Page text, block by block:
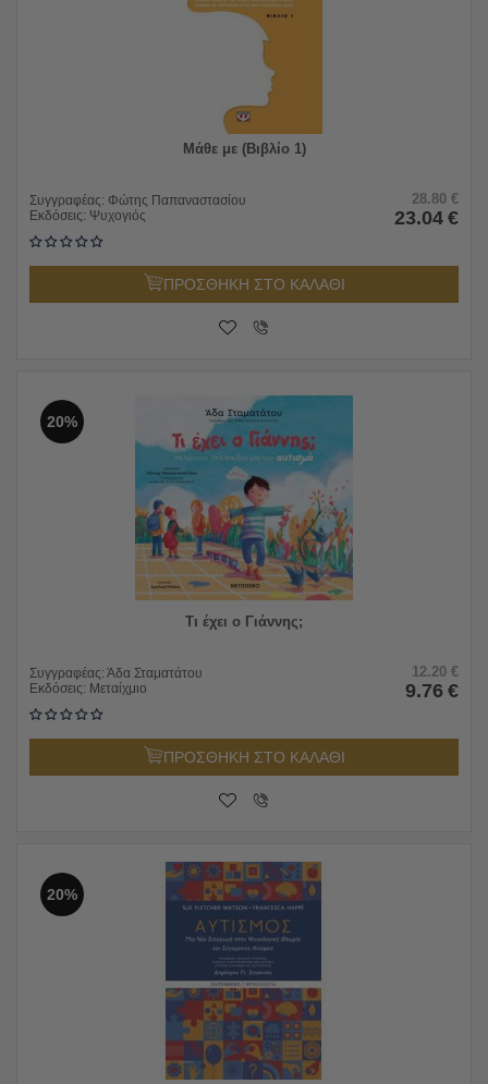
Μάθε με (Βιβλίο 1)
Συγγραφέας: Φώτης Παπαναστασίου
Εκδόσεις: Ψυχογιός
28.80 €
23.04 €
ΠΡΟΣΘΗΚΗ ΣΤΟ ΚΑΛΑΘΙ
20%
Τι έχει ο Γιάννης;
Συγγραφέας: Άδα Σταματάτου
Εκδόσεις: Μεταίχμιο
12.20 €
9.76 €
ΠΡΟΣΘΗΚΗ ΣΤΟ ΚΑΛΑΘΙ
20%